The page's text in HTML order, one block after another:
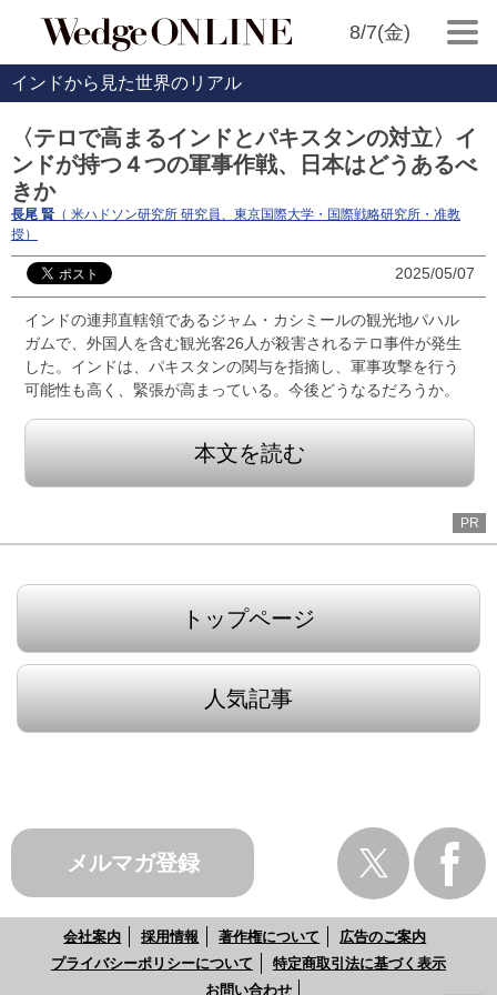
8/7(金)
インドから見た世界のリアル
〈テロで高まるインドとパキスタンの対立〉イ
ンドが持つ４つの軍事作戦、日本はどうあるべ
きか
長尾 賢 （ 米ハドソン研究所 研究員、東京国際大学・国際戦略研究所・准教
授）
2025/05/07
インドの連邦直轄領であるジャム・カシミールの観光地パハル
ガムで、外国人を含む観光客26人が殺害されるテロ事件が発生
した。インドは、パキスタンの関与を指摘し、軍事攻撃を行う
可能性も高く、緊張が高まっている。今後どうなるだろうか。
本文を読む
PR
トップページ
人気記事
メルマガ登録
会社案内 採用情報 著作権について
広告のご案内
プライバシーポリシーについて
特定商取引法に基づく表示
お問い合わせ